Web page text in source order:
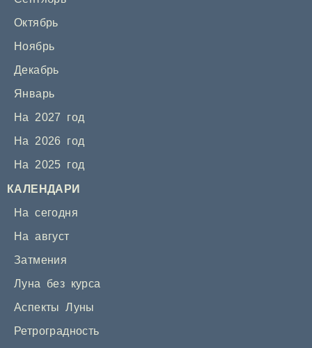
Октябрь
Ноябрь
Декабрь
Январь
На 2027 год
На 2026 год
На 2025 год
КАЛЕНДАРИ
На сегодня
На август
Затмения
Луна без курса
Аспекты Луны
Ретроградность